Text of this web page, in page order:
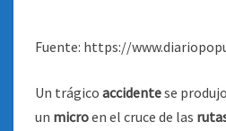
Fuente: https://
Un trágico accidentese
un microen el cruce de las